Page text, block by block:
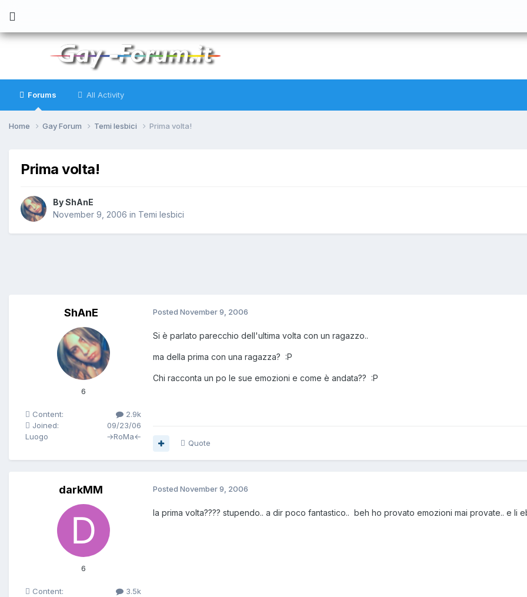
Forums All Activity
Home Gay Forum Temi lesbici Prima volta!
Prima volta!
ByShAnE
November 9, 2006 in Temi lesbici
ShAnE
6
Content:
2.9k
Joined:
09/23/06
Luogo
→RoMa←
Posted November 9, 2006
Si è parlato parecchio dell'ultima volta con un ragazzo..
ma della prima con una ragazza? :P
Chi racconta un po le sue emozioni e come è andata?? :P
Quote
darkMM
6
Content:
3.5k
Posted November 9, 2006
la prima volta???? stupendo.. a dir poco fantastico.. beh ho provato emozioni mai provate.. e li